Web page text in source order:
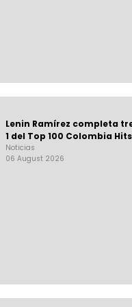
Lenin Ramírez completa
1 del Top 100 Colombia
Noticias
06 August 2026